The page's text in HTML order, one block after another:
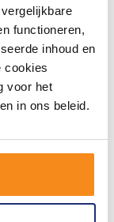
functioneren,
inhoud en
cookies
voor het
in ons beleid.